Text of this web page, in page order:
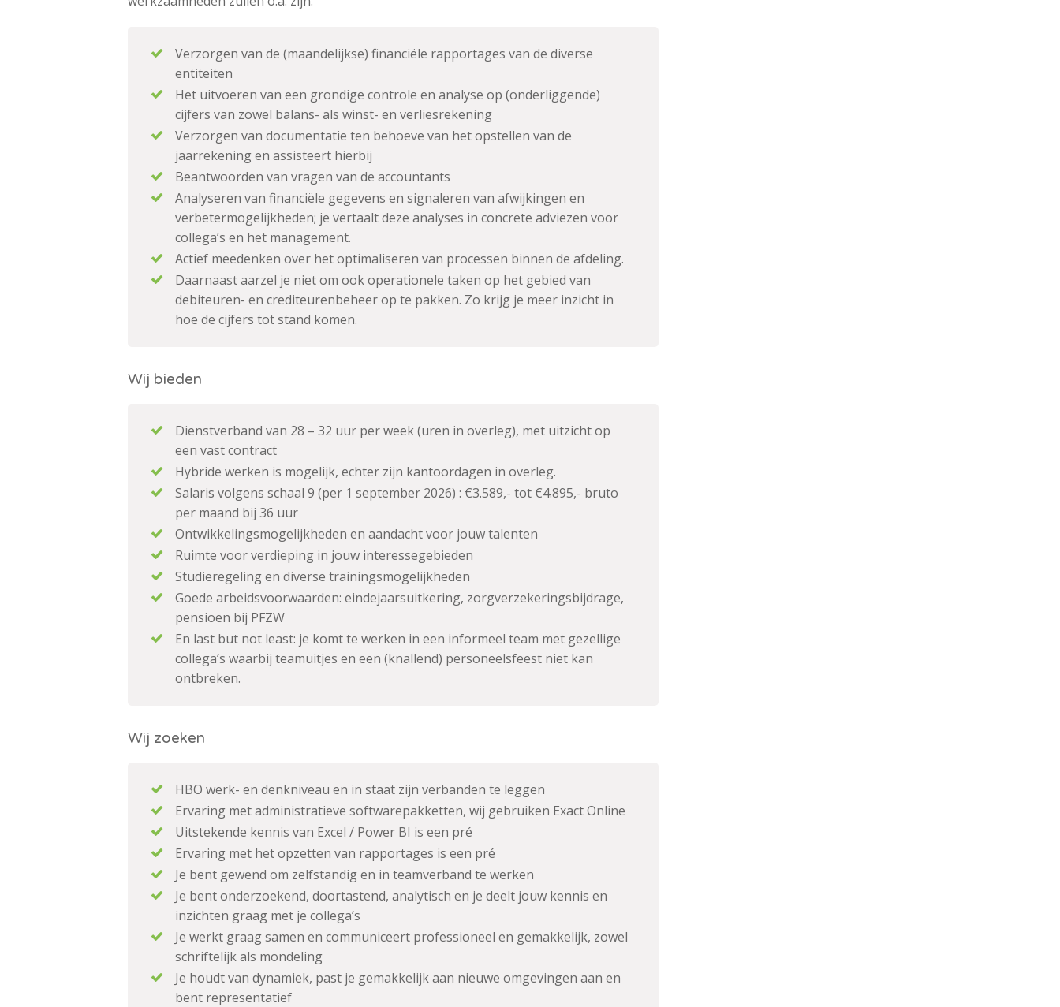
Verzorgen van de (maandelijkse) financiële rapportages van de diverse
entiteiten
Het uitvoeren van een grondige controle en analyse op (onderliggende)
cijfers van zowel balans- als winst- en verliesrekening
Verzorgen van documentatie ten behoeve van het opstellen van de
jaarrekening en assisteert hierbij
Beantwoorden van vragen van de accountants
Analyseren van financiële gegevens en signaleren van afwijkingen en
verbetermogelijkheden; je vertaalt deze analyses in concrete adviezen voor
collega’s en het management.
Actief meedenken over het optimaliseren van processen binnen de afdeling.
Daarnaast aarzel je niet om ook operationele taken op het gebied van
debiteuren- en crediteurenbeheer op te pakken. Zo krijg je meer inzicht in
hoe de cijfers tot stand komen.
Wij bieden
Dienstverband van 28 – 32 uur per week (uren in overleg), met uitzicht op
een vast contract
Hybride werken is mogelijk, echter zijn kantoordagen in overleg.
Salaris volgens schaal 9 (per 1 september 2026) : €3.589,- tot €4.895,- bruto
per maand bij 36 uur
Ontwikkelingsmogelijkheden en aandacht voor jouw talenten
Ruimte voor verdieping in jouw interessegebieden
Studieregeling en diverse trainingsmogelijkheden
Goede arbeidsvoorwaarden: eindejaarsuitkering, zorgverzekeringsbijdrage,
pensioen bij PFZW
En last but not least: je komt te werken in een informeel team met gezellige
collega’s waarbij teamuitjes en een (knallend) personeelsfeest niet kan
ontbreken.
Wij zoeken
HBO werk- en denkniveau en in staat zijn verbanden te leggen
Ervaring met administratieve softwarepakketten, wij gebruiken Exact Online
Uitstekende kennis van Excel / Power BI is een pré
Ervaring met het opzetten van rapportages is een pré
Je bent gewend om zelfstandig en in teamverband te werken
Je bent onderzoekend, doortastend, analytisch en je deelt jouw kennis en
inzichten graag met je collega’s
Je werkt graag samen en communiceert professioneel en gemakkelijk, zowel
schriftelijk als mondeling
Je houdt van dynamiek, past je gemakkelijk aan nieuwe omgevingen aan en
bent representatief